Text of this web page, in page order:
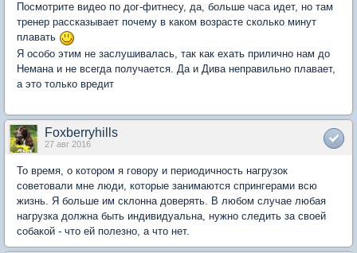
Посмотрите видео по дог-фитнесу, да, больше часа идет, но там
тренер рассказывает почему в каком возрасте сколько минут
плавать
Я особо этим не заслушивалась, так как ехать прилично нам до
Немана и не всегда получается. Да и Дива неправильно плавает,
а это только вредит
Foxberryhills
27 авг 2016
То время, о котором я говору и периодичность нагрузок
советовали мне люди, которые занимаются спрингерами всю
жизнь. Я больше им склонна доверять. В любом случае любая
нагрузка должна быть индивидуальна, нужно следить за своей
собакой - что ей полезно, а что нет.